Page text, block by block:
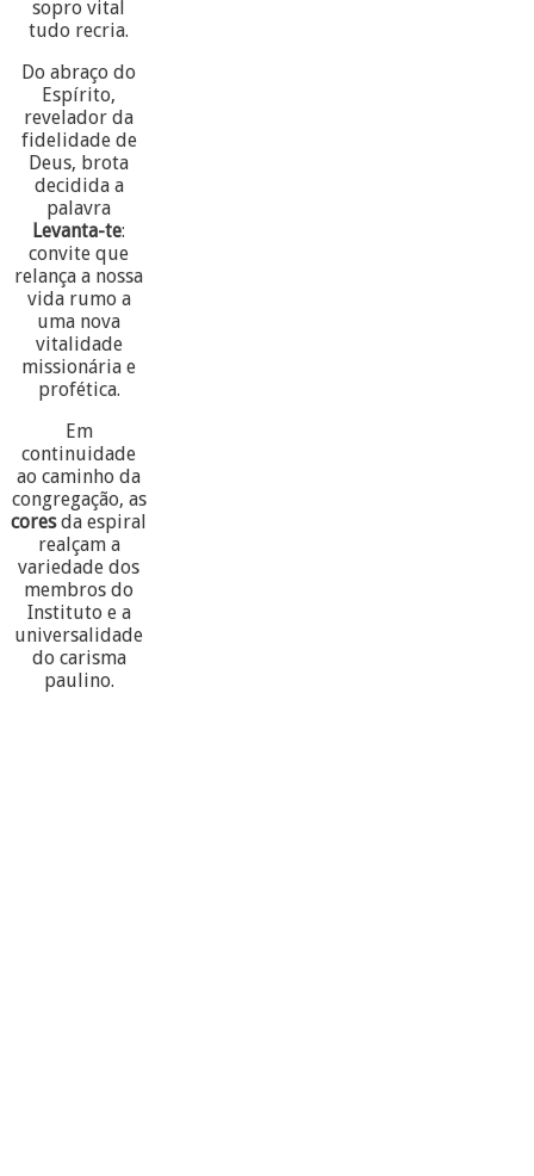
sopro vital
tudo recria.
Do abraço do
Espírito,
revelador da
fidelidade de
Deus, brota
decidida a
palavra
Levanta-te:
convite que
relança a nossa
vida rumo a
uma nova
vitalidade
missionária e
profética.
Em
continuidade
ao caminho da
congregação, as
coresda espiral
realçam a
variedade dos
membros do
Instituto e a
universalidade
do carisma
paulino.